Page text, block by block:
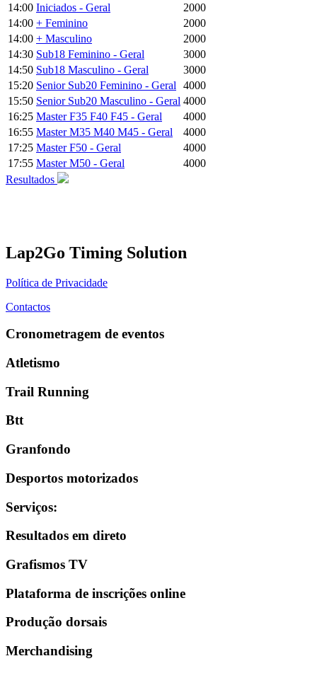
14:00 Iniciados - Geral
2000
14:00 + Feminino
2000
14:00 + Masculino
2000
14:30 Sub18 Feminino - Geral
3000
14:50 Sub18 Masculino - Geral
3000
15:20 Senior Sub20 Feminino - Geral
4000
15:50 Senior Sub20 Masculino - Geral 4000
16:25 Master F35 F40 F45 - Geral
4000
16:55 Master M35 M40 M45 - Geral
4000
17:25 Master F50 - Geral
4000
17:55 Master M50 - Geral
4000
Resultados
Lap2Go Timing Solution
Política de Privacidade
Contactos
Cronometragem de eventos
Atletismo
Trail Running
Btt
Granfondo
Desportos motorizados
Serviços:
Resultados em direto
Grafismos TV
Plataforma de inscrições online
Produção dorsais
Merchandising